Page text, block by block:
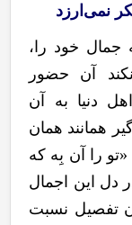
نمی‌ارزد
خود را،
آن حضور
دنیا به آن
همانند همان
را آن بِه که
دل این اجمال
تفصیل نسبت